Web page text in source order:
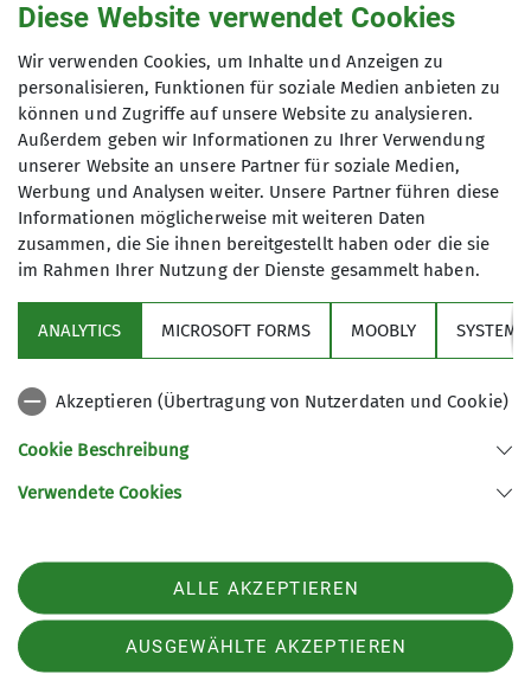
Lust auf mehr?
👉Hier findet ihr weitere Inhalte, aktuelle
Angebote & unser Programm
Über den Verein
Service
Sektion Markt Schwaben des Deutschen Alpenvereins e.V.
Telefon +4981219891680
Diese Website verwendet Cookies
Wir verwenden Cookies, um Inhalte und Anzeigen zu
personalisieren, Funktionen für soziale Medien anbieten zu
können und Zugriffe auf unsere Website zu analysieren.
Außerdem geben wir Informationen zu Ihrer Verwendung
unserer Website an unsere Partner für soziale Medien,
Werbung und Analysen weiter. Unsere Partner führen diese
Informationen möglicherweise mit weiteren Daten
zusammen, die Sie ihnen bereitgestellt haben oder die sie
im Rahmen Ihrer Nutzung der Dienste gesammelt haben.
ANALYTICS MICROSOFT FORMS MOOBLY SYSTEM
Akzeptieren (Übertragung von Nutzerdaten und Cookie)
Cookie Beschreibung
Verwendete Cookies
ALLE AKZEPTIEREN
AUSGEWÄHLTE AKZEPTIEREN